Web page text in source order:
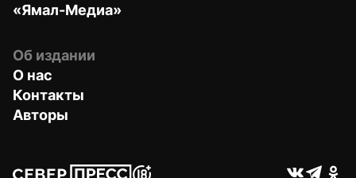
«Ямал-Медиа»
Об издании
О нас
Контакты
Авторы